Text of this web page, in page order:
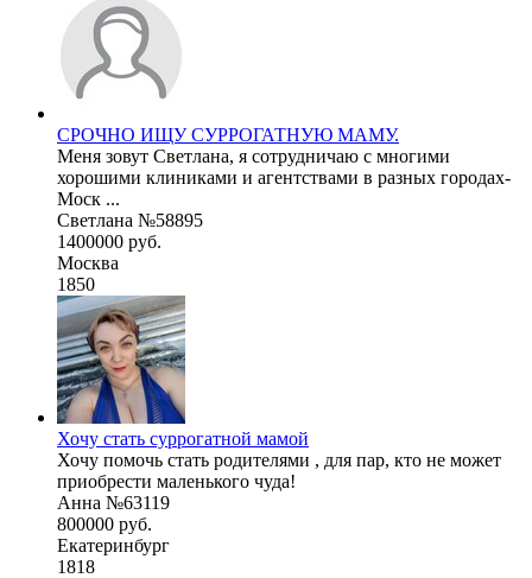
СРОЧНО ИЩУ СУРРОГАТНУЮ МАМУ.
Меня зовут Светлана, я сотрудничаю с многими
хорошими клиниками и агентствами в разных городах-
Моск ...
Светлана №58895
1400000 руб.
Москва
1850
Хочу стать суррогатной мамой
Хочу помочь стать родителями , для пар, кто не может
приобрести маленького чуда!
Анна №63119
800000 руб.
Екатеринбург
1818